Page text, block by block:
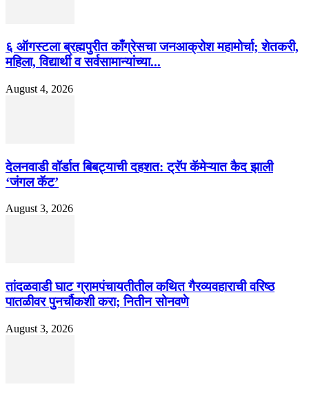
६ ऑगस्टला ब्रह्मपुरीत काँग्रेसचा जनआक्रोश महामोर्चा; शेतकरी,
महिला, विद्यार्थी व सर्वसामान्यांच्या...
August 4, 2026
देलनवाडी वॉर्डात बिबट्याची दहशत: ट्रॅप कॅमेऱ्यात कैद झाली
‘जंगल कॅट’
August 3, 2026
तांदळवाडी घाट ग्रामपंचायतीतील कथित गैरव्यवहाराची वरिष्ठ
पातळीवर पुनर्चौकशी करा; नितीन सोनवणे
August 3, 2026